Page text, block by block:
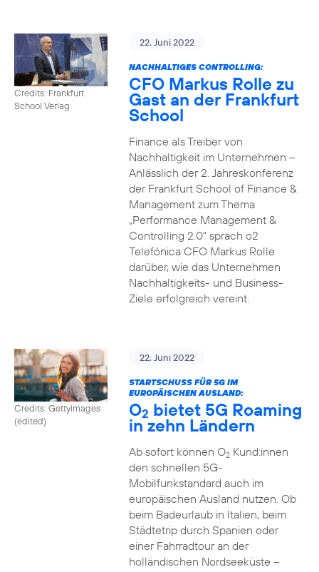
Credits: Frankfurt
School Verlag
22. Juni 2022
NACHHALTIGES CONTROLLING:
CFO Markus Rolle zu
Gast an der Frankfurt
School
Finance als Treiber von
Nachhaltigkeit im Unternehmen –
Anlässlich der 2. Jahreskonferenz
der Frankfurt School of Finance &
Management zum Thema
„Performance Management &
Controlling 2.0“ sprach o2
Telefónica CFO Markus Rolle
darüber, wie das Unternehmen
Nachhaltigkeits- und Business-
Ziele erfolgreich vereint.
Credits: Gettyimages
(edited)
22. Juni 2022
STARTSCHUSS FÜR 5G IM
EUROPÄISCHEN AUSLAND:
O2 bietet 5G Roaming
in zehn Ländern
Ab sofort können O2Kund:innen
den schnellen 5G-
Mobilfunkstandard auch im
europäischen Ausland nutzen. Ob
beim Badeurlaub in Italien, beim
Städtetrip durch Spanien oder
einer Fahrradtour an der
holländischen Nordseeküste –